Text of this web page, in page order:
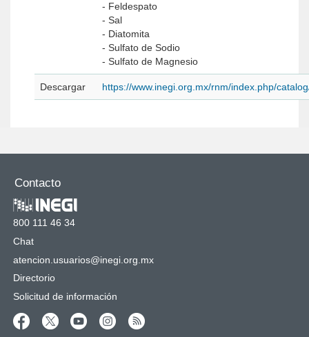
- Feldespato
- Sal
- Diatomita
- Sulfato de Sodio
- Sulfato de Magnesio
Descargar https://www.inegi.org.mx/rnm/index.php/
Contacto
800 111 46 34
Chat
atencion.usuarios@inegi.org.mx
Directorio
Solicitud de información